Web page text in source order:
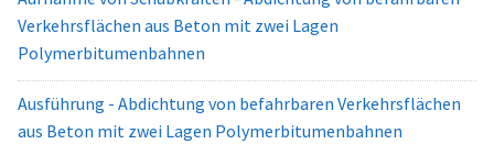
Verkehrsflächen aus Beton mit zwei Lagen
Polymerbitumenbahnen
Ausführung - Abdichtung von befahrbaren Verkehrsflächen
aus Beton mit zwei Lagen Polymerbitumenbahnen